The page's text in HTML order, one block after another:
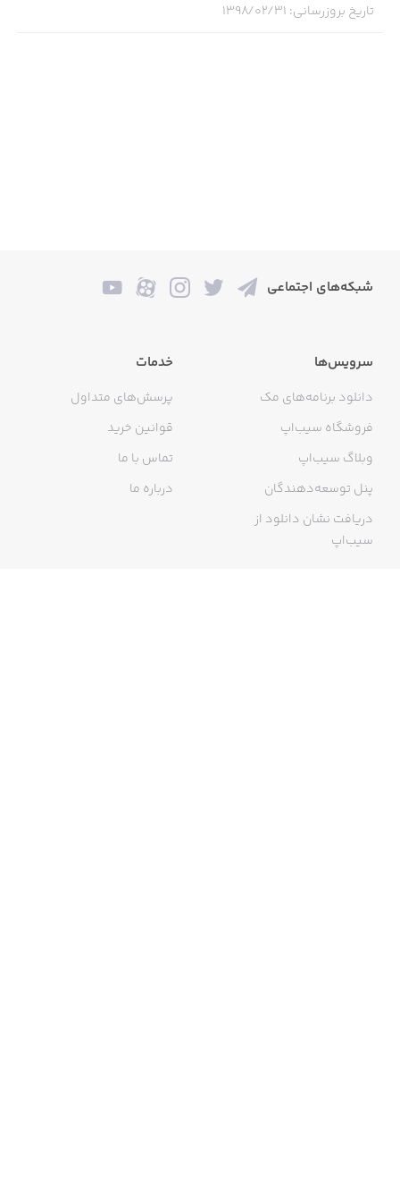
تاریخ بروزرسانی: ۱۳۹۸/۰۲/۳۱
شبکه‌های اجتماعی
سرویس‌ها
دانلود برنامه‌های مک
فروشگاه سیب‌اپ
وبلاگ سیب‌اپ
پنل توسعه‌دهندگان
دریافت نشان دانلود از
سیب‌اپ
خدمات
پرسش‌های متداول
قوانین خرید
تماس با ما
درباره ما